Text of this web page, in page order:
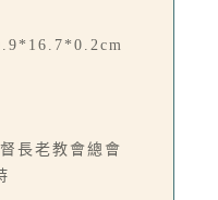
長老教會總會